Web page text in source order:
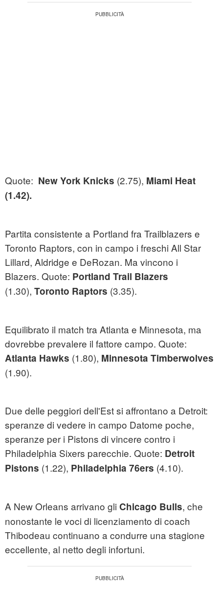
Quote: New York Knicks (2.75), Miami Heat
(1.42).
Partita consistente a Portland fra Trailblazers e
Toronto Raptors, con in campo i freschi All Star
Lillard, Aldridge e DeRozan. Ma vincono i
Blazers. Quote: Portland Trail Blazers
(1.30), Toronto Raptors (3.35).
Equilibrato il match tra Atlanta e Minnesota, ma
dovrebbe prevalere il fattore campo. Quote:
Atlanta Hawks (1.80), Minnesota Timberwolves
(1.90).
Due delle peggiori dell'Est si affrontano a Detroit:
speranze di vedere in campo Datome poche,
speranze per i Pistons di vincere contro i
Philadelphia Sixers parecchie. Quote: Detroit
Pistons (1.22), Philadelphia 76ers (4.10).
A New Orleans arrivano gli Chicago Bulls, che
nonostante le voci di licenziamento di coach
Thibodeau continuano a condurre una stagione
eccellente, al netto degli infortuni.